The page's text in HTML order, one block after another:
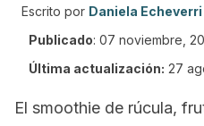
Escrito por Daniela
Publicado: 07 noviembre,
Última actualización: 27
El smoothie de rúcula,